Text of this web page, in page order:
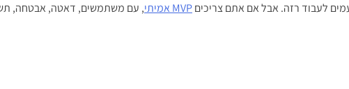
לעבוד רזה. אבל אם אתם צריכיםMVP אמיתי
, עם משתמשים, דאטה, אבטחה,